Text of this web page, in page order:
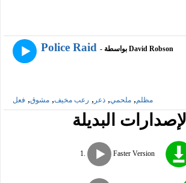
Police Raid - بواسطة David Robson
مظلم, ملحمي, ذعر , رعب مخيف, مشوق, فعل
الإصدارات البديلة
Faster Version